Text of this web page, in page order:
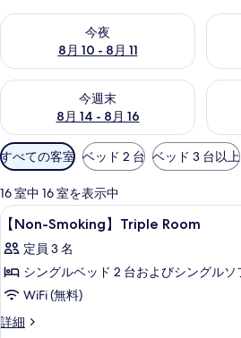
今夜
8月 10 - 8月 11
今夜 8月 10 - 8月 11 の空室状況をチェ
明日
今週末
8月 14 - 8月 16
今週末 8月 14 - 8月 16 の空室状況をチ
来週
利
用
可
能
な
客
室
の
り
すべての客室 ベッド 2 台 ベッド 3 台以上
16 室中 16 室を表示中
【Non-
Smoking】
Triple
Room
の
す
セー
11
【Non-Smoking】Triple Room
定員 3 名
シングルベッド 2 台およびシングルソ
WiFi (無料)
詳細
【Non-